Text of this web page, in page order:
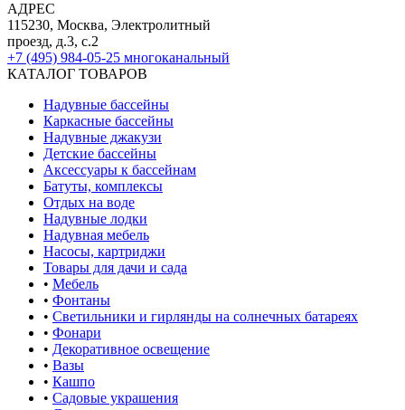
АДРЕС
115230, Москва, Электролитный
проезд, д.3, с.2
+7 (495) 984-05-25 многоканальный
КАТАЛОГ ТОВАРОВ
Надувные бассейны
Каркасные бассейны
Надувные джакузи
Детские бассейны
Аксессуары к бассейнам
Батуты, комплексы
Отдых на воде
Надувные лодки
Надувная мебель
Насосы, картриджи
Товары для дачи и сада
• Мебель
• Фонтаны
• Светильники и гирлянды на солнечных батареях
• Фонари
• Декоративное освещение
• Вазы
• Кашпо
• Садовые украшения